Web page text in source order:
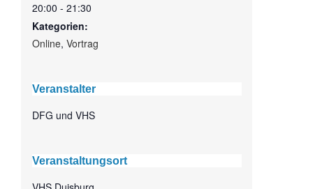
20:00 - 21:30
Kategorien:
Online, Vortrag
Veranstalter
DFG und VHS
Veranstaltungsort